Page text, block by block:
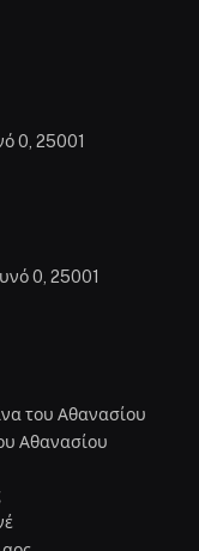
0, 25001
0, 25001
του Αθανασίου
Αθανασίου